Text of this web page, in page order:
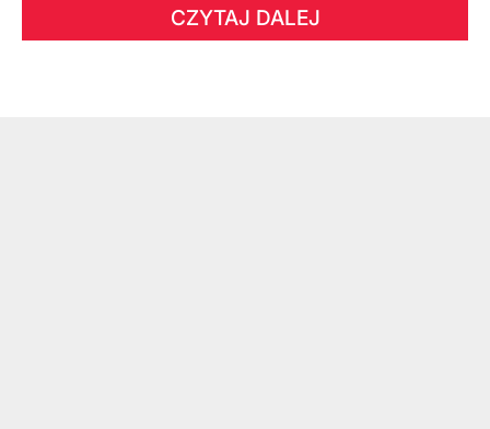
CZYTAJ DALEJ